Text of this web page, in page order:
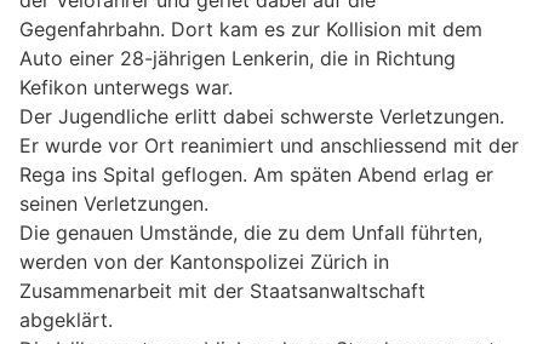
Gegenfahrbahn. Dort kam es zur Kollision mit dem
Auto einer 28-jährigen Lenkerin, die in Richtung
Kefikon unterwegs war.
Der Jugendliche erlitt dabei schwerste Verletzungen.
Er wurde vor Ort reanimiert und anschliessend mit der
Rega ins Spital geflogen. Am späten Abend erlag er
seinen Verletzungen.
Die genauen Umstände, die zu dem Unfall führten,
werden von der Kantonspolizei Zürich in
Zusammenarbeit mit der Staatsanwaltschaft
abgeklärt.